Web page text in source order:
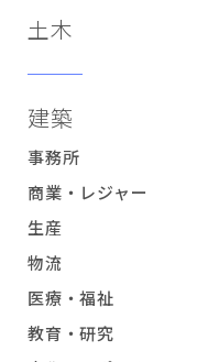
土木
建築
事務所
商業・レジャー
生産
物流
医療・福祉
教育・研究